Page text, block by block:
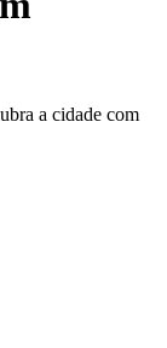
a cidade com